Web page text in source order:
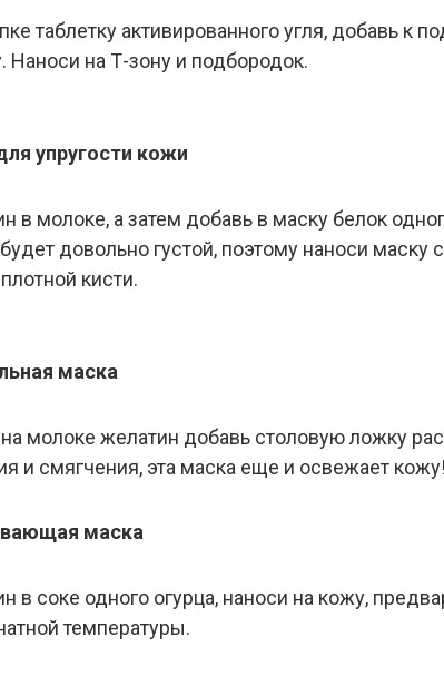
таблетку активированного угля, добавь к
Наноси на Т-зону и подбородок.
упругости кожи
в молоке, а затем добавь в маску белок
довольно густой, поэтому наноси
кисти.
маска
молоке желатин добавь столовую ложку
и смягчения, эта маска еще и освежает кожу!
маска
в соке одного огурца, наноси на кожу,
температуры.